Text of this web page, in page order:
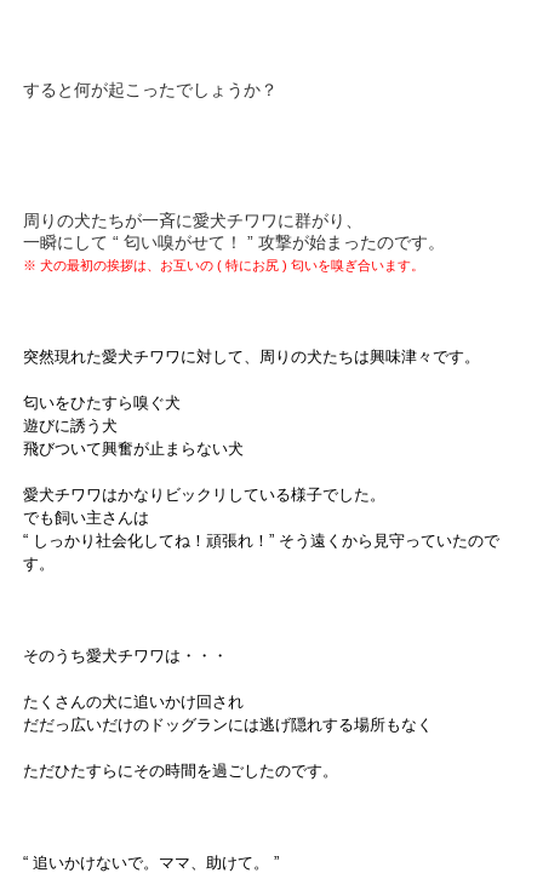
すると何が起こったでしょうか？
周りの犬たちが一斉に愛犬チワワに群がり、
一瞬にして “ 匂い嗅がせて！ ” 攻撃が始まったのです。
※ 犬の最初の挨拶は、お互いの ( 特にお尻 ) 匂いを嗅ぎ合います。
突然現れた愛犬チワワに対して、周りの犬たちは興味津々です。
匂いをひたすら嗅ぐ犬
遊びに誘う犬
飛びついて興奮が止まらない犬
愛犬チワワはかなりビックリしている様子でした。
でも飼い主さんは
“ しっかり社会化してね！頑張れ！” そう遠くから見守っていたので
す。
そのうち愛犬チワワは・・・
たくさんの犬に追いかけ回され
だだっ広いだけのドッグランには逃げ隠れする場所もなく
ただひたすらにその時間を過ごしたのです。
“ 追いかけないで。ママ、助けて。 ”